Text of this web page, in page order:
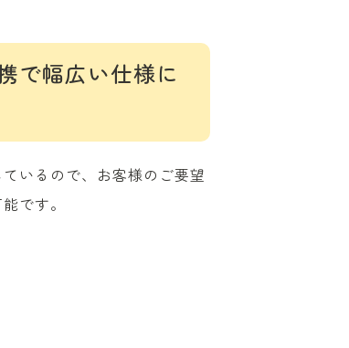
で幅広い仕様に
いるので、お客様のご要望
です。